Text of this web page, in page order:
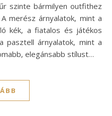
szinte bármilyen outfithez
merész árnyalatok, mint a
kék, a fiatalos és játékos
pasztell árnyalatok, mint a
elegánsabb stílust…